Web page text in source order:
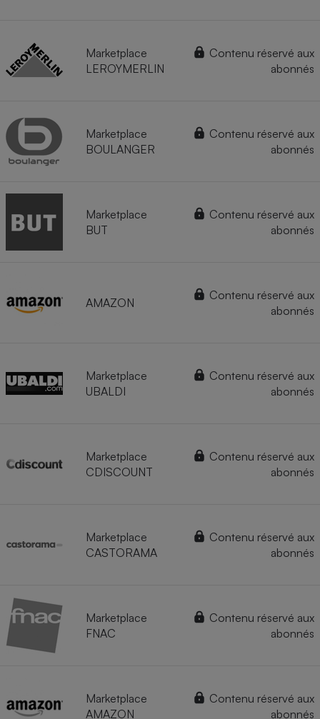
Marketplace
LEROYMERLIN
Contenu réservé aux
abonnés
Marketplace
BOULANGER
Contenu réservé aux
abonnés
Marketplace
BUT
Contenu réservé aux
abonnés
AMAZON
Contenu réservé aux
abonnés
Marketplace
UBALDI
Contenu réservé aux
abonnés
Marketplace
CDISCOUNT
Contenu réservé aux
abonnés
Marketplace
CASTORAMA
Contenu réservé aux
abonnés
Marketplace
FNAC
Contenu réservé aux
abonnés
Marketplace
AMAZON
Contenu réservé aux
abonnés